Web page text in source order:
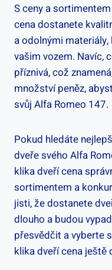
S ceny a
cena dostanete
a odolnými
vašim vozem. Navíc,
příznivá, což
množství peněz,
svůj Alfa Romeo 147.
Pokud hledáte
dveře svého Alfa
klika dveří cena
sortimentem a
jisti, že dostanete
dlouho a budou
přesvědčit a vyberte
klika dveří cena ještě